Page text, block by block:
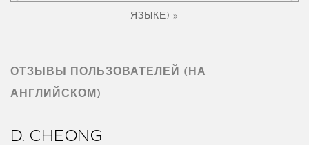
ЯЗЫКЕ) »
ОТЗЫВЫ ПОЛЬЗОВАТЕЛЕЙ (НА
АНГЛИЙСКОМ)
D. CHEONG